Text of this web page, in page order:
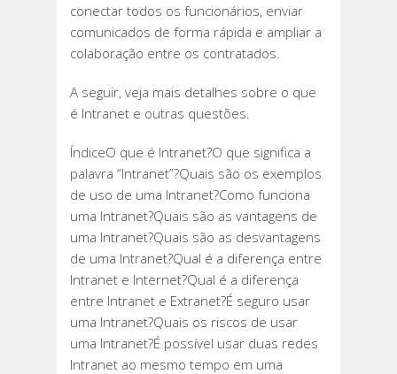
conectar todos os funcionários, enviar
comunicados de forma rápida e ampliar a
colaboração entre os contratados.
A seguir, veja mais detalhes sobre o que
é Intranet e outras questões.
ÍndiceO que é Intranet?O que significa a
palavra “Intranet”?Quais são os exemplos
de uso de uma Intranet?Como funciona
uma Intranet?Quais são as vantagens de
uma Intranet?Quais são as desvantagens
de uma Intranet?Qual é a diferença entre
Intranet e Internet?Qual é a diferença
entre Intranet e Extranet?É seguro usar
uma Intranet?Quais os riscos de usar
uma Intranet?É possível usar duas redes
Intranet ao mesmo tempo em uma